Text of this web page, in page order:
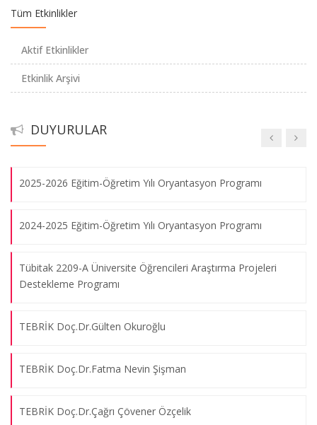
Tüm Etkinlikler
Aktif Etkinlikler
Etkinlik Arşivi
DUYURULAR
Patent Belgesi
2025-2026 Eğitim-Öğretim Yılı Oryantasyon Programı
2024-2025 Eğitim-Öğretim Yılı Oryantasyon Programı
Tübitak 2209-A Üniversite Öğrencileri Araştırma Projeleri
Destekleme Programı
TEBRİK Doç.Dr.Gülten Okuroğlu
TEBRİK Doç.Dr.Fatma Nevin Şişman
TEBRİK Doç.Dr.Çağrı Çövener Özçelik
Cinsel İstismarı Önleme Semineri
08.08.2026
Hemşirelik İş Sağlığı ve Güvenliği Programı
08.08.2026
Pandemi Döneminde Mezun Hemşirelerin Yaşadıkları